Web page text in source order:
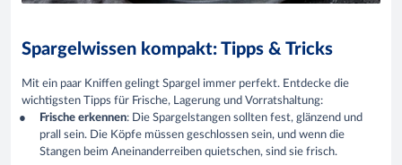
Spargelwissen kompakt: Tipps & Tricks
Mit ein paar Kniffen gelingt Spargel immer perfekt. Entdecke die
wichtigsten Tipps für Frische, Lagerung und Vorratshaltung:
Frische erkennen: Die Spargelstangen sollten fest, glänzend und
prall sein. Die Köpfe müssen geschlossen sein, und wenn die
Stangen beim Aneinanderreiben quietschen, sind sie frisch.